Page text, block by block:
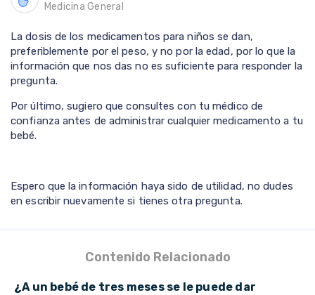
Medicina General
La dosis de los medicamentos para niños se dan,
preferiblemente por el peso, y no por la edad, por lo que la
información que nos das no es suficiente para responder la
pregunta.
Por último, sugiero que consultes con tu médico de
confianza antes de administrar cualquier medicamento a tu
bebé.
Espero que la información haya sido de utilidad, no dudes
en escribir nuevamente si tienes otra pregunta.
Contenido Relacionado
¿A un bebé de tres meses se le puede dar